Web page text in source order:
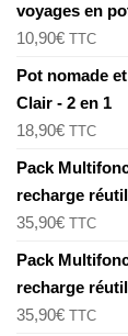
voyages en
10,90€ TTC
Pot nomade
Clair - 2 en 1
18,90€ TTC
Pack
recharge
35,90€ TTC
Pack
recharge
35,90€ TTC